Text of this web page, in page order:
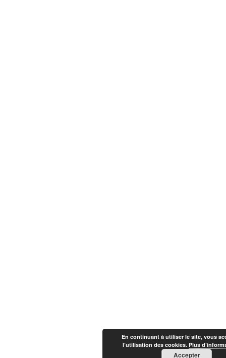
En continuant à utiliser le site, vous
l’utilisation des cookies. Plus
Accepter